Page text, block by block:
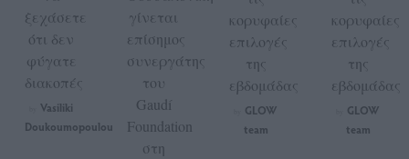
ξεχάσετε
ότι δεν
φύγατε
διακοπές
Vasiliki
Doukoumopoulou
γίνεται
επίσημος
συνεργάτης
του
Gaudí
Foundation
στη
κορυφαίες
επιλογές
της
εβδομάδας
GLOW
team
κορυφαίες
επιλογές
της
εβδομάδας
GLOW
team